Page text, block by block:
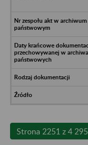
Strona 2251 z 4 295